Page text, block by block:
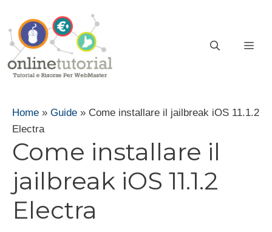
contenuto
Home » Guide » Come installare il jailbreak iOS 11.1.2
Electra
Come installare il
jailbreak iOS 11.1.2
Electra